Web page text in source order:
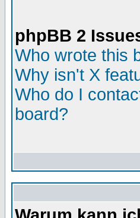
phpBB 2
Who wrote this
Why isn't X
Who do I
board?